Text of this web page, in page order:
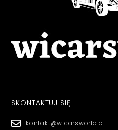
SKONTAKTUJ SIĘ
kontakt@wicarsworld.pl